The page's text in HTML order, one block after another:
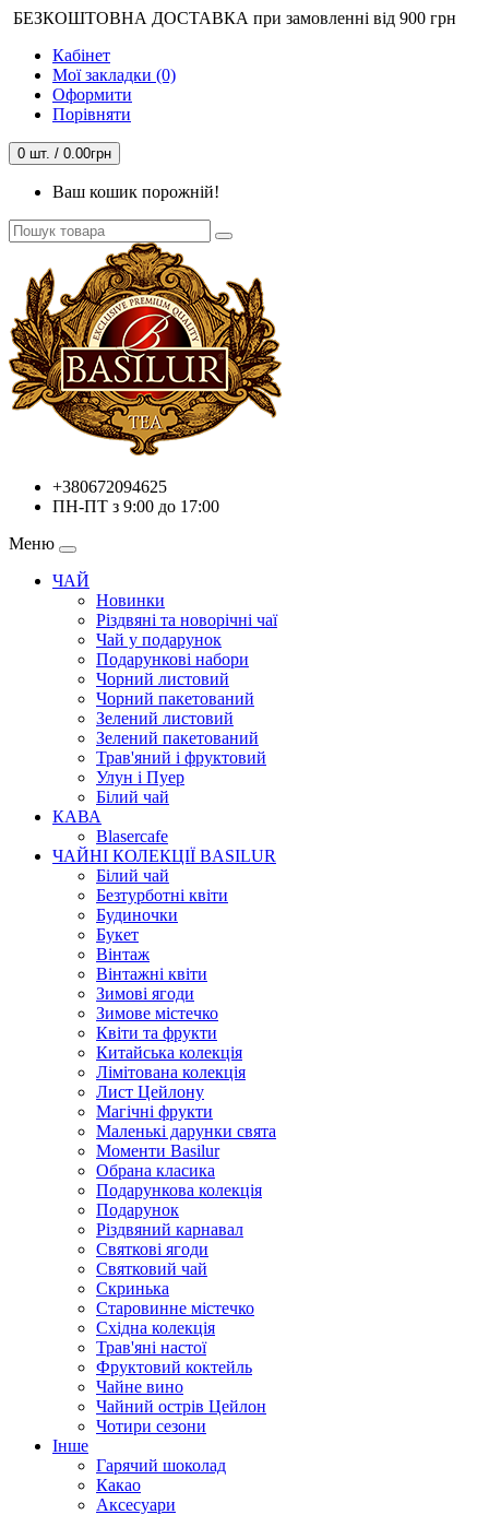
БЕЗКОШТОВНА ДОСТАВКА при замовленні від 900 грн
Кабінет
Мої закладки (0)
Оформити
Порівняти
0 шт. / 0.00грн
Ваш кошик порожній!
+380672094625
ПН-ПТ з 9:00 до 17:00
Меню
ЧАЙ
Новинки
Різдвяні та новорічні чаї
Чай у подарунок
Подарункові набори
Чорний листовий
Чорний пакетований
Зелений листовий
Зелений пакетований
Трав'яний і фруктовий
Улун і Пуер
Білий чай
КАВА
Blasercafe
ЧАЙНІ КОЛЕКЦІЇ BASILUR
Білий чай
Безтурботні квіти
Будиночки
Букет
Вінтаж
Вінтажні квіти
Зимові ягоди
Зимове містечко
Квіти та фрукти
Китайська колекція
Лімітована колекція
Лист Цейлону
Магічні фрукти
Маленькі дарунки свята
Моменти Basilur
Обрана класика
Подарункова колекція
Подарунок
Різдвяний карнавал
Святкові ягоди
Святковий чай
Скринька
Старовинне містечко
Східна колекція
Трав'яні настої
Фруктовий коктейль
Чайне вино
Чайний острів Цейлон
Чотири сезони
Інше
Гарячий шоколад
Какао
Аксесуари